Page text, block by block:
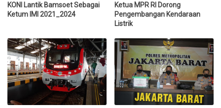
KONI Lantik Bamsoet Sebagai
Ketum IMI 2021_2024
Ketua MPR RI Dorong
Pengembangan Kendaraan
Listrik